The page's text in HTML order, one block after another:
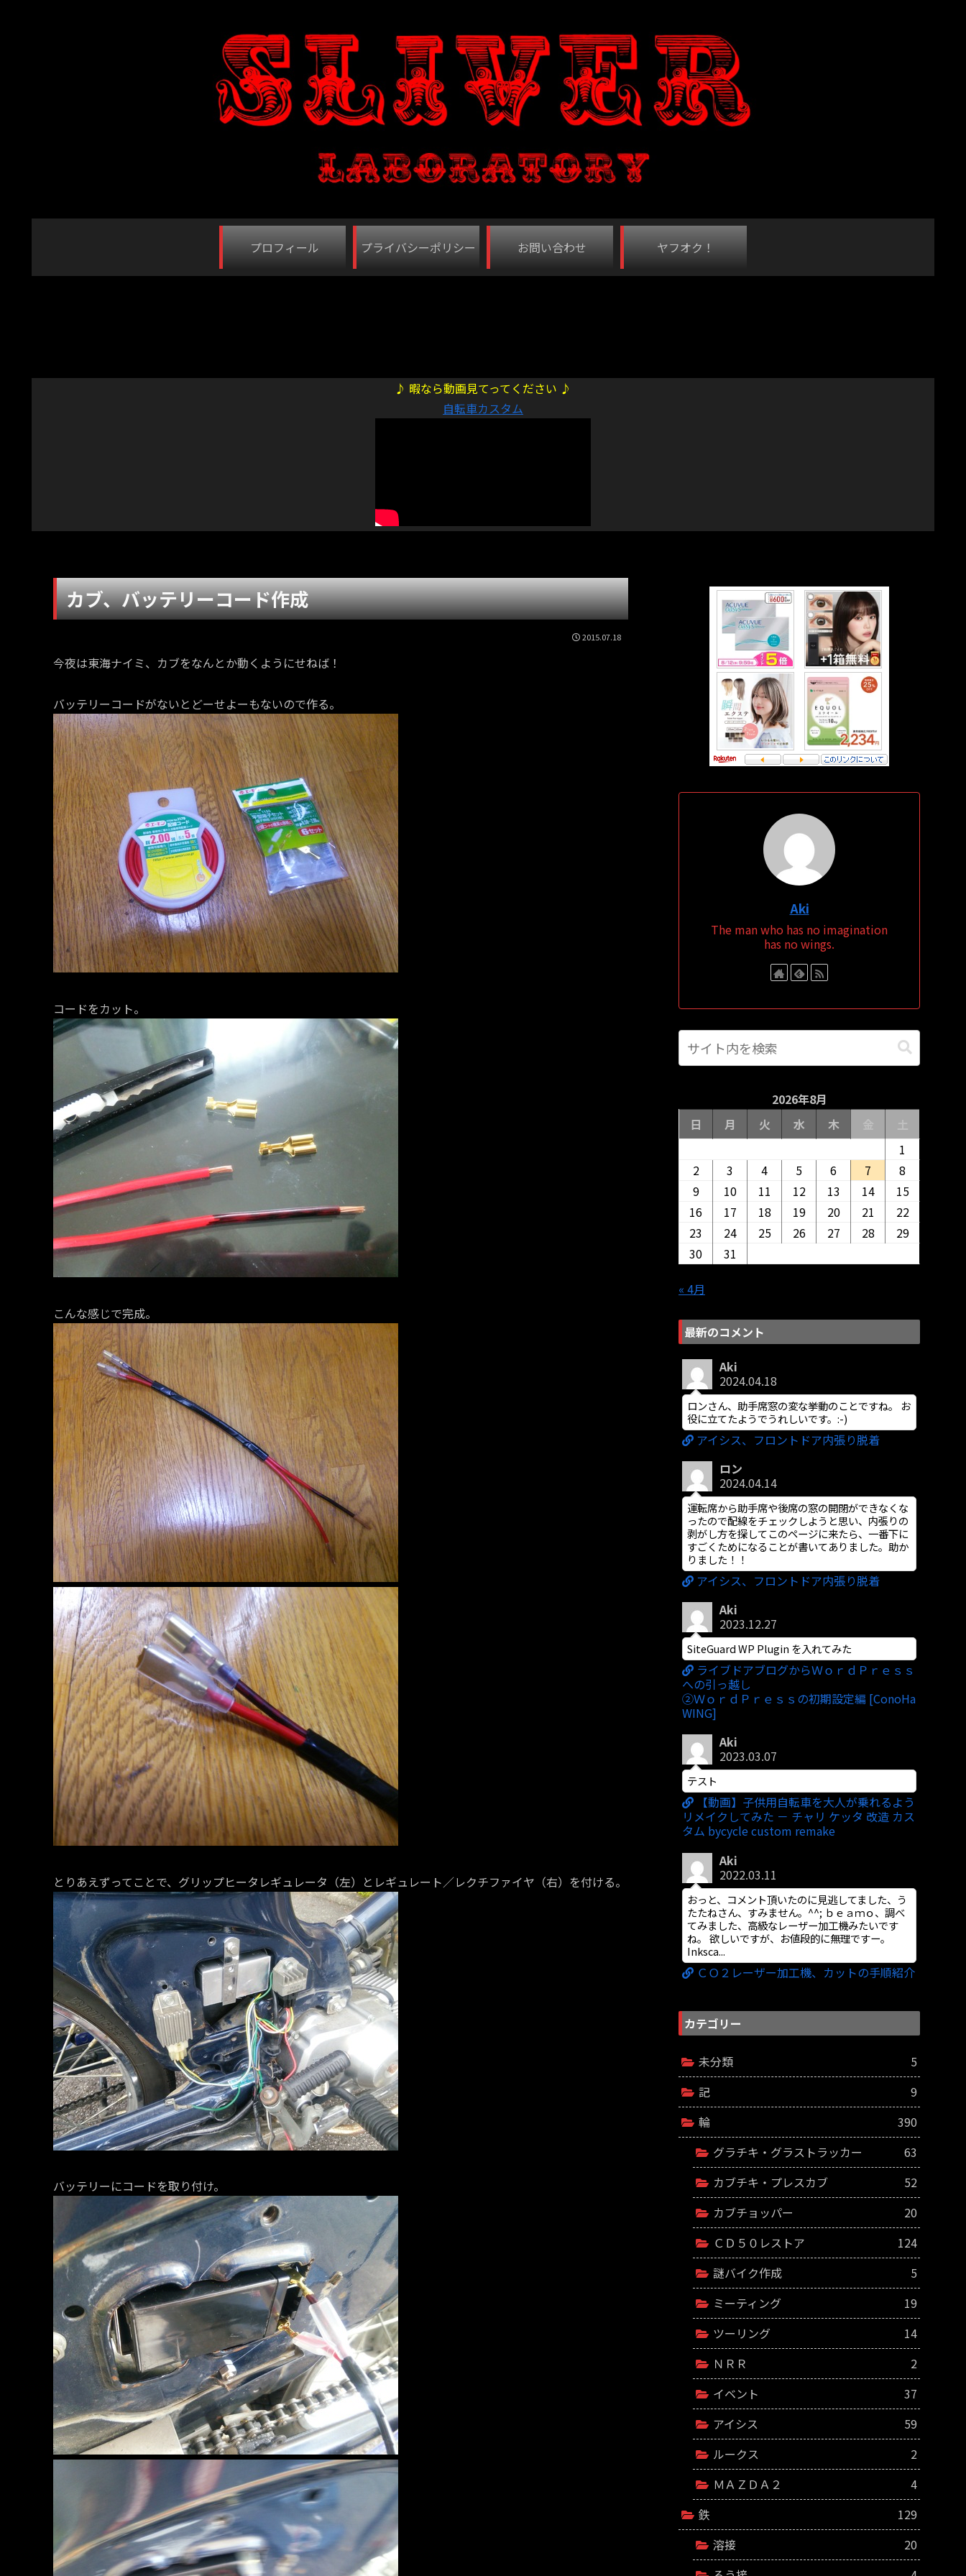
プロフィール プライバシーポリシー お問い合わせ ヤフオク！
♪ 暇なら動画見てってください ♪
自転車カスタム
カブ、バッテリーコード作成
2015.07.18
今夜は東海ナイミ、カブをなんとか動くようにせねば！
バッテリーコードがないとどーせよーもないので作る。
コードをカット。
こんな感じで完成。
とりあえずってことで、グリップヒータレギュレータ（左）とレギュレート／レクチファイヤ（右）を付ける。
バッテリーにコードを取り付け。
Aki
The man who has no imagination
has no wings.
2026年8月
日
月 火 水 木
1
2
3 4 5 6 7
8
9
10 11 12 13 14
15
16
17 18 19 20 21
22
23
24 25 26 27 28
29
30
31
« 4月
最新のコメント
Aki
2024.04.18
ロンさん、助手席窓の変な挙動のことですね。 お
役に立てたようでうれしいです。:-)
アイシス、フロントドア内張り脱着
ロン
2024.04.14
運転席から助手席や後席の窓の開閉ができなくな
ったので配線をチェックしようと思い、内張りの
剥がし方を探してこのページに来たら、一番下に
すごくためになることが書いてありました。助か
りました！！
アイシス、フロントドア内張り脱着
Aki
2023.12.27
SiteGuard WP Plugin を入れてみた
ライブドアブログからＷｏｒｄＰｒｅｓｓ
への引っ越し
②ＷｏｒｄＰｒｅｓｓの初期設定編 [ConoHa
WING]
Aki
2023.03.07
テスト
【動画】子供用自転車を大人が乗れるよう
リメイクしてみた － チャリ ケッタ 改造 カス
タム bycycle custom remake
Aki
2022.03.11
おっと、コメント頂いたのに見逃してました、う
たたねさん、すみません。^^; ｂｅａｍｏ、調べ
てみました、高級なレーザー加工機みたいです
ね。 欲しいですが、お値段的に無理ですー。
Inksca...
ＣＯ２レーザー加工機、カットの手順紹介
カテゴリー
未分類
5
記
9
輪
390
グラチキ・グラストラッカー
63
カブチキ・プレスカブ
52
カブチョッパー
20
ＣＤ５０レストア
124
謎バイク作成
5
ミーティング
19
ツーリング
14
ＮＲＲ
2
イベント
37
アイシス
59
ルークス
2
ＭＡＺＤＡ２
4
鉄
129
溶接
20